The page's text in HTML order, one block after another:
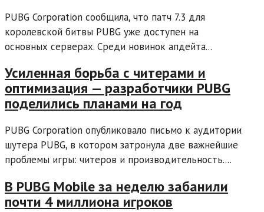
PUBG Corporation сообщила, что патч 7.3 для
королевской битвы PUBG уже доступен на
основных серверах. Среди новинок апдейта...
Усиленная борьба с читерами и
оптимизация — разработчики PUBG
поделились планами на год
PUBG Corporation опубликовало письмо к аудитории
шутера PUBG, в котором затронула две важнейшие
проблемы игры: читеров и производительность....
В PUBG Mobile за неделю забанили
почти 4 миллиона игроков